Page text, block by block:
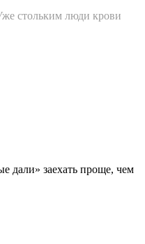
стольким люди крови
дали» заехать проще, чем